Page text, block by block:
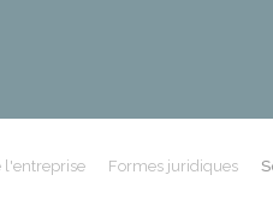
l'entreprise Formes juridiques